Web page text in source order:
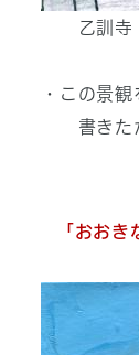
乙訓寺
・この景
書きた
「おおき